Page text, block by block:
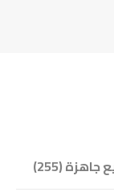
(255)